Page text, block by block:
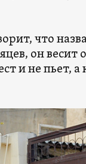
что
он весит
и не пьет,